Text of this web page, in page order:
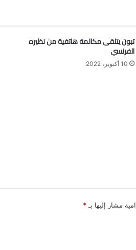
تبون يتلقى مكالمة هاتفية من نظيره
الفرنسي
10 أكتوبر، 2022
مشار إليها بـ *